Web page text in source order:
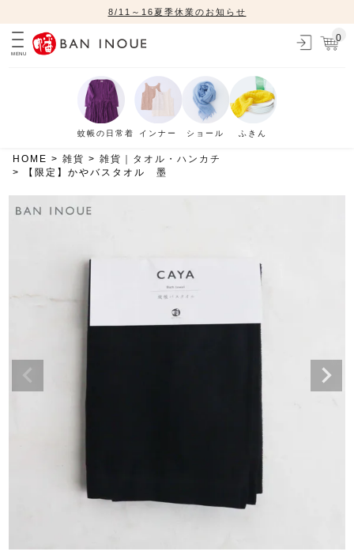
8/11～16夏季休業のお知らせ
MENU
0
蚊帳の日常着 インナー ショール ふきん
HOME 雑貨
雑貨｜タオル・ハンカチ
【限定】かやバスタオル 墨